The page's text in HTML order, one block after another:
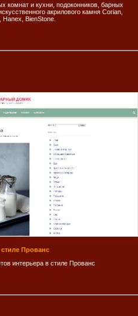
комнат и кухни, подоконников, барных
акрилового камня Corian,
BienStone.
Прованс
интерьера в стиле Прованс